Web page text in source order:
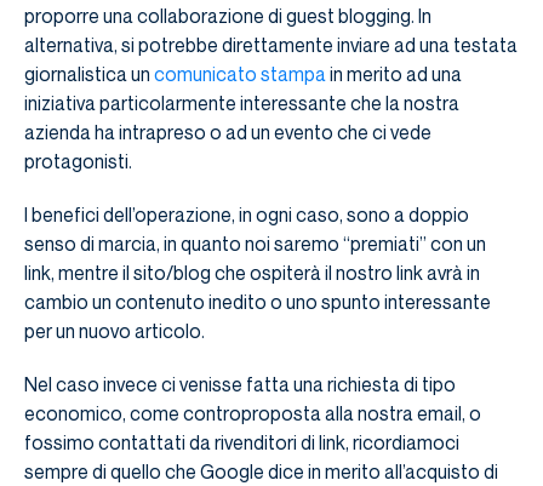
proporre una collaborazione di guest blogging. In
alternativa, si potrebbe direttamente inviare ad una testata
giornalistica un comunicato stampa in merito ad una
iniziativa particolarmente interessante che la nostra
azienda ha intrapreso o ad un evento che ci vede
protagonisti.
I benefici dell’operazione, in ogni caso, sono a doppio
senso di marcia, in quanto noi saremo “premiati” con un
link, mentre il sito/blog che ospiterà il nostro link avrà in
cambio un contenuto inedito o uno spunto interessante
per un nuovo articolo.
Nel caso invece ci venisse fatta una richiesta di tipo
economico, come controproposta alla nostra email, o
fossimo contattati da rivenditori di link, ricordiamoci
sempre di quello che Google dice in merito all’acquisto di